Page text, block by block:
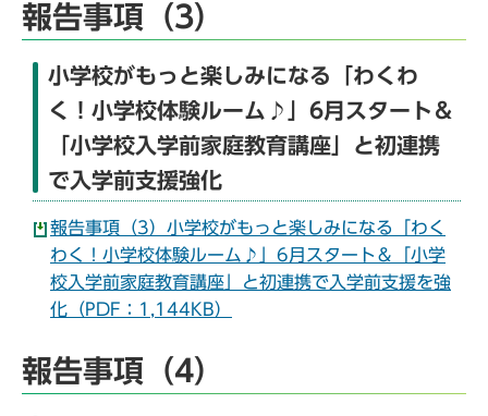
報告事項（3）
小学校がもっと楽しみになる「わくわ
く！小学校体験ルーム♪」6月スタート＆
「小学校入学前家庭教育講座」と初連携
で入学前支援強化
報告事項（3）小学校がもっと楽しみになる「わく
わく！小学校体験ルーム♪」6月スタート＆「小学
校入学前家庭教育講座」と初連携で入学前支援を強
化（PDF：1,144KB）
報告事項（4）